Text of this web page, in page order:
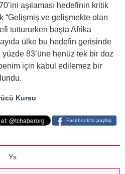
aşılaması hedefinin kritik
“Gelişmiş ve gelişmekte olan
tuttururken başta Afrika
ülke bu hedefin gerisinde
yüzde 83’üne henüz tek bir doz
benim için kabul edilemez bir
Kursu
Facebook'ta paylaş
Ys